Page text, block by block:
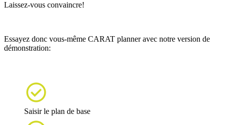
Laissez-vous convaincre!
Essayez donc vous-même CARAT planner avec notre version de
démonstration:

Saisir le plan de base